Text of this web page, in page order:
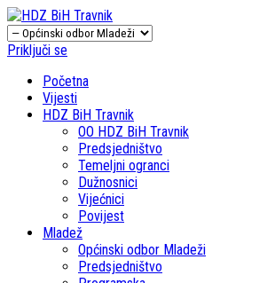
Priključi se
Početna
Vijesti
HDZ BiH Travnik
OO HDZ BiH Travnik
Predsjedništvo
Temeljni ogranci
Dužnosnici
Vijećnici
Povijest
Mladež
Općinski odbor Mladeži
Predsjedništvo